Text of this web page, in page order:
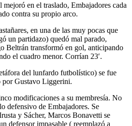
en el traslado, Embajadores cada
contra su propio arco.
en una de las muy pocas que
un partidazo) quedó mal parado,
Beltrán transformó en gol, anticipando
el cuadro menor. Corrían 23′.
del lunfardo futbolístico) se fue
Gustavo Liggerini.
modificaciones a su membresía. No
defensivo de Embajadores. Se
y Sácher, Marcos Bonavetti se
defensor impasable ( reemplazó a